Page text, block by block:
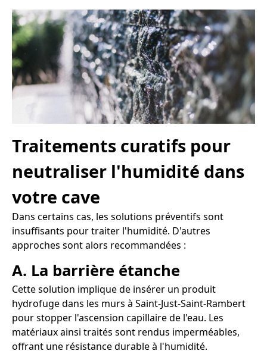
Traitements curatifs pour
neutraliser l'humidité dans
votre cave
Dans certains cas, les solutions préventifs sont
insuffisants pour traiter l'humidité. D'autres
approches sont alors recommandées :
A. La barrière étanche
Cette solution implique de insérer un produit
hydrofuge dans les murs à Saint-Just-Saint-Rambert
pour stopper l'ascension capillaire de l'eau. Les
matériaux ainsi traités sont rendus imperméables,
offrant une résistance durable à l'humidité.